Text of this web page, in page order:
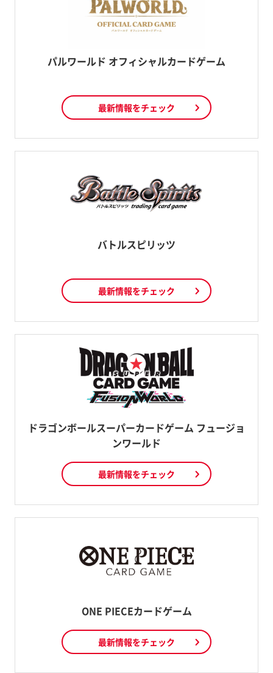
パルワールド オフィシャルカードゲーム
最新情報をチェック
バトルスピリッツ
最新情報をチェック
ドラゴンボールスーパーカードゲーム フュージョ
ンワールド
最新情報をチェック
ONE PIECEカードゲーム
最新情報をチェック